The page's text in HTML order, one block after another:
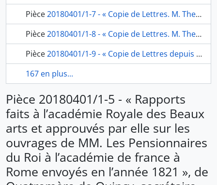
Pièce20180401/1-7 - « Copie de Lettres. M. Thevenin Directeur. Depuis le 1er Juin 1816. jusqu'à fin 1817. », fol. 39-95 [cahier de soixante-cinq copies de lettres du directeur de l’Académie de France à Rome, adressées au ministre de l’Intérieur, à Quatremère de Quincy, au comte de Pradel, au préfet des Bouches-du-Rhône ; les fol. 93-95 sont des pages blanches], fol. 39-65
Pièce20180401/1-8 - « Copie de Lettres. M. Thevenin Directeur. Depuis le 1er Juin 1816. jusqu'à fin 1817. », fol. 39-95 [cahier de soixante-cinq copies de lettres du directeur de l’Académie de France à Rome, adressées au ministre de l’Intérieur, à Quatremère de Quincy, au comte de Pradel, au préfet des Bouches-du-Rhône ; les fol. 93-95 sont des pages blanches], fol. 65bis-95
Pièce20180401/1-9 - « Copie de Lettres depuis Janvier 1818. jusqu'au 7 mai 1821 », fol. 96-158 [cahier de soixante-sept copies de lettres du directeur de l’Académie, adressées au ministre de l’Intérieur, à Quatremère de Quincy, à Moissenet, receveur de la douane à la frontière de Pont-Bonvoisin, à Henraux, au comte de Pradel, à Jomard, commissaire du gouvernement de l’Égypte, au secrétaire des commandements du comte d’Angoulême ; les fol. 143-145 et 157-158 sont des pages blanches], fol. 96-127
167 en plus...
Pièce 20180401/1-5 - « Rapports
faits à l’académie Royale des Beaux
arts et approuvés par elle sur les
ouvrages de MM. Les Pensionnaires
du Roi à l’académie de france à
Rome envoyés en l’année 1821 », de